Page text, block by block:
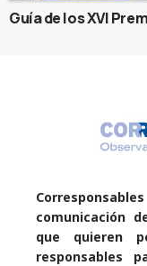
Guía de los XVI
comunicación
que quieren
responsables